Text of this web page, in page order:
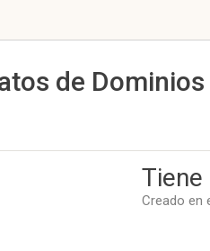
de Dominios
Tiene
Creado en